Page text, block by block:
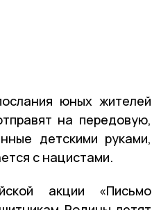
юных жителей
на передовую,
детскими руками,
с нацистами.
акции «Письмо